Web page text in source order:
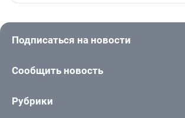
Подписаться на новости
Сообщить новость
Рубрики